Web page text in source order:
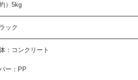
約）5kg
ック
：コンクリート
ー：PP